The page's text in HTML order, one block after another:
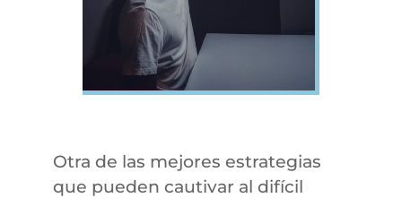
Otra de las mejores estrategias
que pueden cautivar al difícil